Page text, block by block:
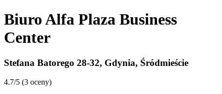
Biuro Alfa Plaza Business
Center
Stefana Batorego 28-32, Gdynia, Śródmieście
4.7/5 (3 oceny)